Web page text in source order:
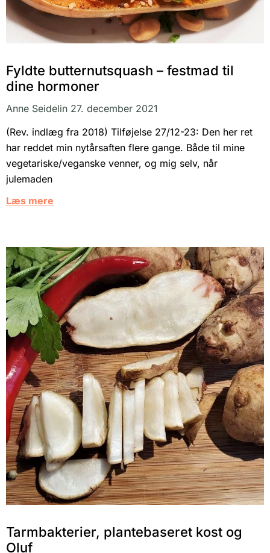
Fyldte butternutsquash – festmad til
dine hormoner
Anne Seidelin 27. december 2021
(Rev. indlæg fra 2018) Tilføjelse 27/12-23: Den her ret
har reddet min nytårsaften flere gange. Både til mine
vegetariske/veganske venner, og mig selv, når
julemaden
Læs mere
Tarmbakterier, plantebaseret kost og
Oluf